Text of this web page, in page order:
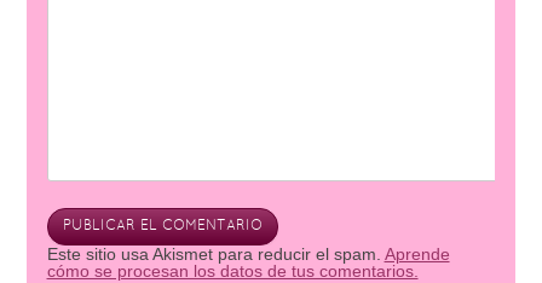
Este sitio usa Akismet para reducir el spam. Aprende
cómo se procesan los datos de tus comentarios.